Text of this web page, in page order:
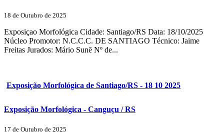
18 de Outubro de 2025
Exposiçao Morfológica Cidade: Santiago/RS Data: 18/10/2025
Núcleo Promotor: N.C.C.C. DE SANTIAGO Técnico: Jaime
Freitas Jurados: Mário Sunē Nº de...
Exposição Morfológica de Santiago/RS - 18 10 2025
Exposição Morfológica - Canguçu / RS
17 de Outubro de 2025